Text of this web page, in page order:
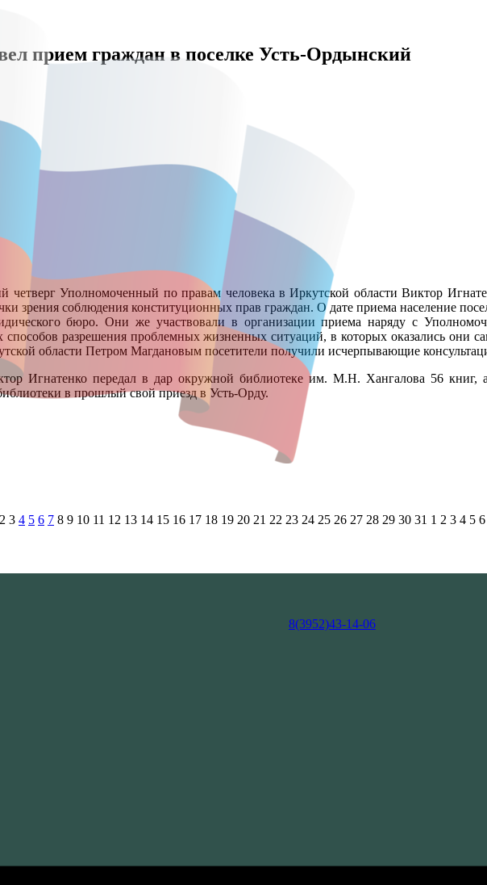
прием граждан в поселке Усть-Ордынский
четверг Уполномоченный по правам человека в Иркутской области Виктор
зрения соблюдения конституционных прав граждан. О дате приема население
бюро. Они же участвовали в организации приема наряду с
способов разрешения проблемных жизненных ситуаций, в которых оказались они
области Петром Магдановым посетители получили исчерпывающие
Игнатенко передал в дар окружной библиотеке им. М.Н. Хангалова 56
в прошлый свой приезд в Усть-Орду.
2 3 4 5 6 7 8 9 10 11 12 13 14 15 16 17 18 19 20 21 22 23 24 25 26 27 28 29 30 31 1 2 3 4 5 6
8(3952)43-14-06